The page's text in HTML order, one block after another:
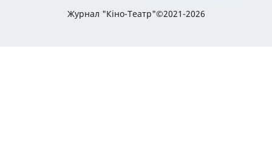
Журнал "Кіно-Театр"©2021-2026